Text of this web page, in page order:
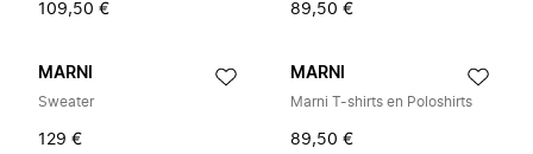
109,50 € 89,50 €
MARNI
Sweater
129 €
MARNI
Marni T-shirts en Poloshirts
89,50 €